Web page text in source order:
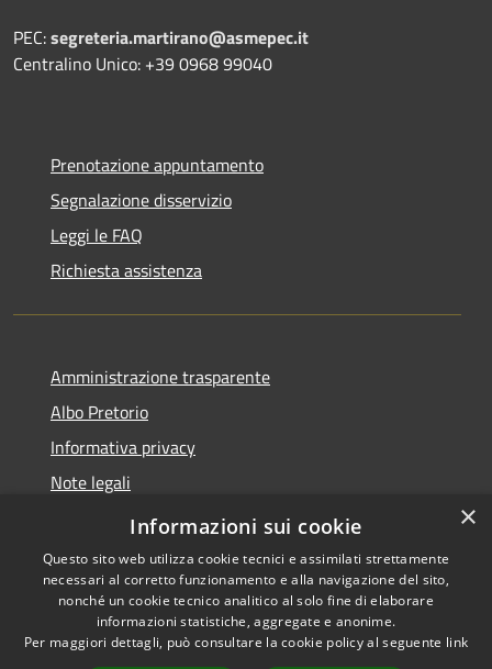
PEC:segreteria.martirano@asmepec.it
Centralino Unico: +39 0968 99040
Prenotazione appuntamento
Segnalazione disservizio
Leggi le FAQ
Richiesta assistenza
Amministrazione trasparente
Albo Pretorio
Informativa privacy
Note legali
Dichiarazione di accessibilità
Accessibilità
Copyright © 2026 • Comune di
Martirano • Powered by
×
Informazioni sui cookie
Questo sito web utilizza cookie tecnici e assimilati strettamente
necessari al corretto funzionamento e alla navigazione del sito,
nonché un cookie tecnico analitico al solo fine di elaborare
informazioni statistiche, aggregate e anonime.
Per maggiori dettagli, può consultare la cookie policy al seguente link